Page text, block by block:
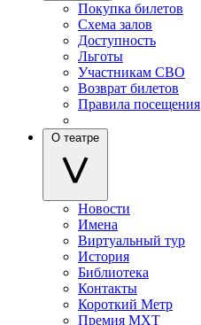
Покупка билетов
Схема залов
Доступность
Льготы
Участникам СВО
Возврат билетов
Правила посещения
О театре
Новости
Имена
Виртуальный тур
История
Библиотека
Контакты
Короткий Метр
Премия МХТ